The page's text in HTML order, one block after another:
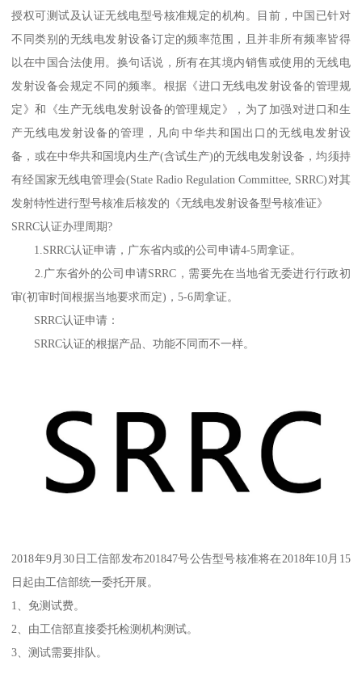
授权可测试及认证无线电型号核准规定的机构。目前，中国已针对
不同类别的无线电发射设备订定的频率范围，且并非所有频率皆得
以在中国合法使用。换句话说，所有在其境内销售或使用的无线电
发射设备会规定不同的频率。根据《进口无线电发射设备的管理规
定》和《生产无线电发射设备的管理规定》，为了加强对进口和生
产无线电发射设备的管理，凡向中华共和国出口的无线电发射设
备，或在中华共和国境内生产(含试生产)的无线电发射设备，均须持
有经国家无线电管理会(State Radio Regulation Committee, SRRC)对其
发射特性进行型号核准后核发的《无线电发射设备型号核准证》
SRRC认证办理周期?
1.SRRC认证申请，广东省内或的公司申请4-5周拿证。
2.广东省外的公司申请SRRC，需要先在当地省无委进行行政初
审(初审时间根据当地要求而定)，5-6周拿证。
SRRC认证申请：
SRRC认证的根据产品、功能不同而不一样。
2018年9月30日工信部发布201847号公告型号核准将在2018年10月15
日起由工信部统一委托开展。
1、免测试费。
2、由工信部直接委托检测机构测试。
3、测试需要排队。